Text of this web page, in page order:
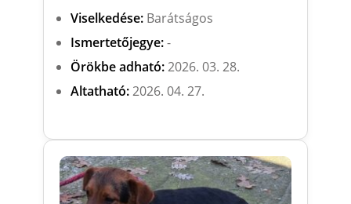
Viselkedése:Barátságos
Ismertetőjegye:-
Örökbe adható:2026. 03. 28.
Altatható:2026. 04. 27.